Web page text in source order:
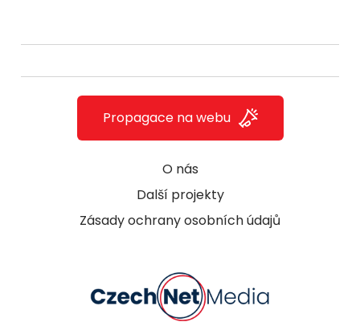
O nás
Další projekty
Zásady ochrany osobních údajů
Propagace na webu